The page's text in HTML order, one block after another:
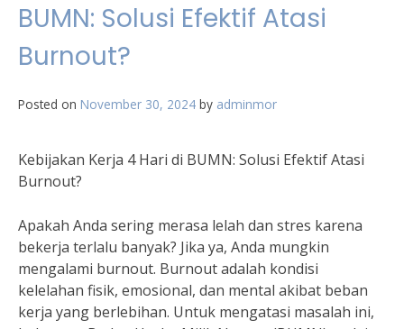
BUMN: Solusi Efektif Atasi
Burnout?
Posted on November 30, 2024 by adminmor
Kebijakan Kerja 4 Hari di BUMN: Solusi Efektif Atasi
Burnout?
Apakah Anda sering merasa lelah dan stres karena
bekerja terlalu banyak? Jika ya, Anda mungkin
mengalami burnout. Burnout adalah kondisi
kelelahan fisik, emosional, dan mental akibat beban
kerja yang berlebihan. Untuk mengatasi masalah ini,